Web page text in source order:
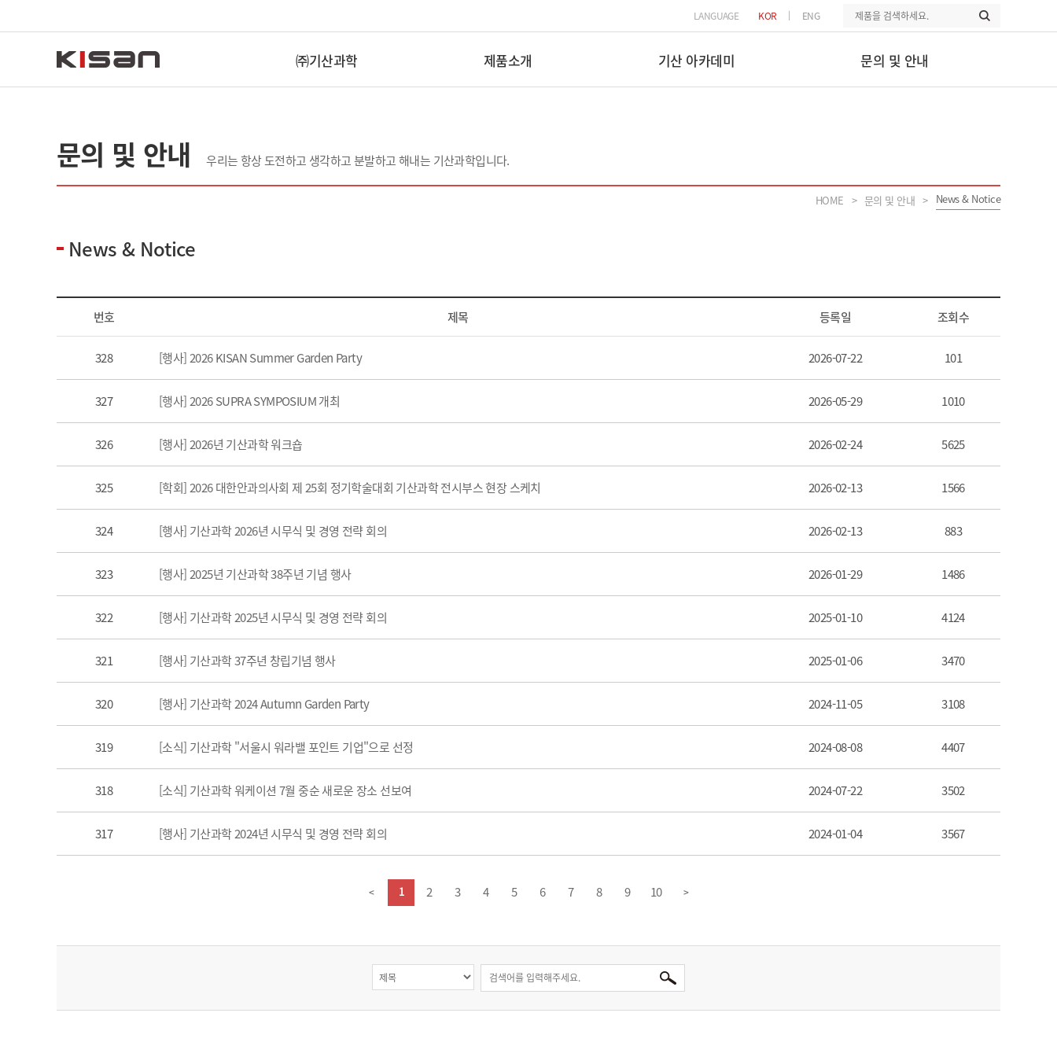
LANGUAGE KOR | ENG
㈜기산과학 제품소개 기산 아카데미 문의 및 안내
문의 및 안내 우리는 항상 도전하고 생각하고 분발하고 해내는 기산과학입니다.
HOME > 문의 및 안내 > News & Notice
News & Notice
번호 제목 등록일 조회수
328 [행사] 2026 KISAN Summer Garden Party 2026-07-22 101
327 [행사] 2026 SUPRA SYMPOSIUM 개최 2026-05-29 1010
326 [행사] 2026년 기산과학 워크숍 2026-02-24 5625
325 [학회] 2026 대한안과의사회 제 25회 정기학술대회 기산과학 전시부스 현장 스케치 2026-02-13 1566
324 [행사] 기산과학 2026년 시무식 및 경영 전략 회의 2026-02-13 883
323 [행사] 2025년 기산과학 38주년 기념 행사 2026-01-29 1486
322 [행사] 기산과학 2025년 시무식 및 경영 전략 회의 2025-01-10 4124
321 [행사] 기산과학 37주년 창립기념 행사 2025-01-06 3470
320 [행사] 기산과학 2024 Autumn Garden Party 2024-11-05 3108
319 [소식] 기산과학 "서울시 워라밸 포인트 기업"으로 선정 2024-08-08 4407
318 [소식] 기산과학 워케이션 7월 중순 새로운 장소 선보여 2024-07-22 3502
317 [행사] 기산과학 2024년 시무식 및 경영 전략 회의 2024-01-04 3567
< 1 2 3 4 5 6 7 8 9 10 >